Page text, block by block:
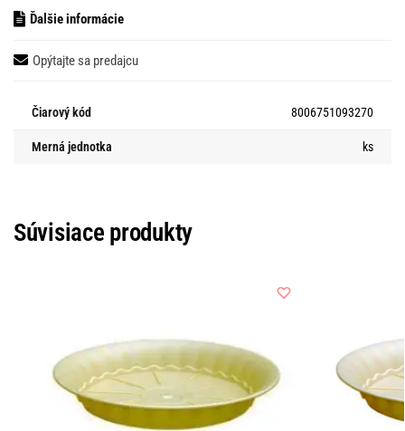
Ďalšie informácie
Opýtajte sa predajcu
Čiarový kód 8006751093270
Merná jednotka ks
Súvisiace produkty